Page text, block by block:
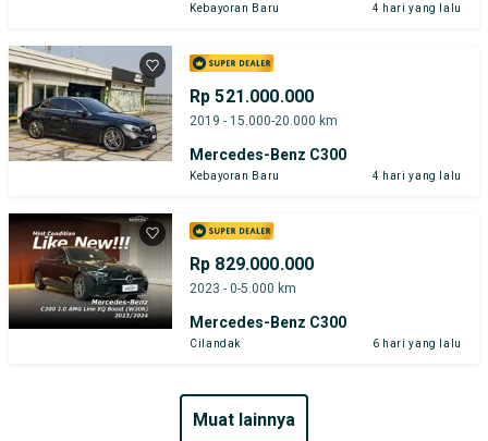
Kebayoran Baru 4 hari yang lalu
Rp 521.000.000
2019 - 15.000-20.000 km
Mercedes-Benz C300
Kebayoran Baru 4 hari yang lalu
Rp 829.000.000
2023 - 0-5.000 km
Mercedes-Benz C300
Cilandak 6 hari yang lalu
muat lainnya